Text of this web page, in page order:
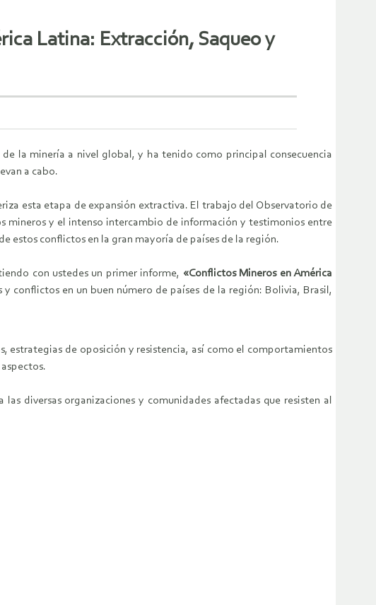
Latina: Extracción, Saqueo y
la minería a nivel global, y ha tenido como principal consecuencia
a cabo.
esta etapa de expansión extractiva. El trabajo del Observatorio de
mineros y el intenso intercambio de información y testimonios entre
estos conflictos en la gran mayoría de países de la región.
con ustedes un primer informe, «Conflictos Mineros en América
conflictos en un buen número de países de la región: Bolivia, Brasil,
estrategias de oposición y resistencia, así como el comportamientos
diversas organizaciones y comunidades afectadas que resisten al